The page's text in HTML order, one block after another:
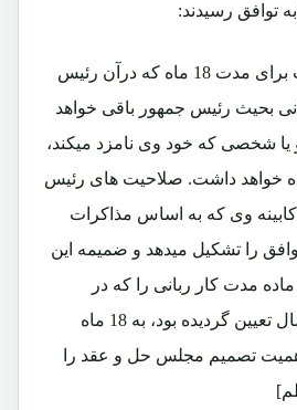
توافق رسیدند:
1 ـ تأسیس یک حکومت برای مدت 18 ماه که درآن رئیس
بحیث رئیس جمهور باقی خواهد
و یا شخصی که خود وی نامزد میکند،
خواهد داشت. صلاحیت های رئیس
وی که به اساس مذاکرات
را تشکیل میدهد و ضمیمه این
مدت کار ربانی را که در
مجلس حل و عقد دوسال تعیین گردیده بود، به 18 ماه
اهمیت تصمیم مجلس حل و عقد را